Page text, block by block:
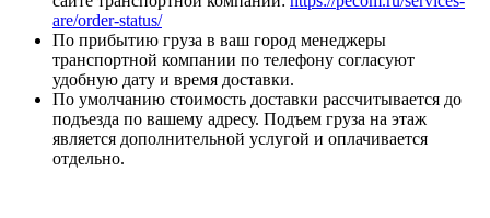
are/order-status/
По прибытию груза в ваш город менеджеры
транспортной компании по телефону согласуют
удобную дату и время доставки.
По умолчанию стоимость доставки рассчитывается до
подъезда по вашему адресу. Подъем груза на этаж
является дополнительной услугой и оплачивается
отдельно.